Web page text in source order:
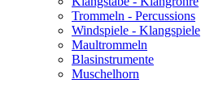
Trommeln - Percussions
Windspiele - Klangspiele
Maultrommeln
Blasinstrumente
Muschelhorn